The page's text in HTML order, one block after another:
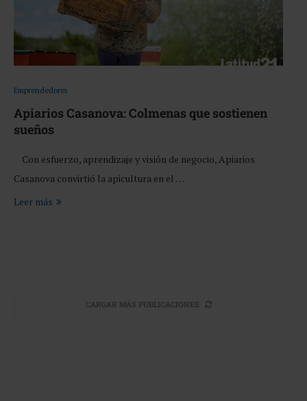
Emprendedores
Apiarios Casanova: Colmenas que sostienen
sueños
Con esfuerzo, aprendizaje y visión de negocio, Apiarios
Casanova convirtió la apicultura en el …
Leer más
CARGAR MÁS PUBLICACIONES